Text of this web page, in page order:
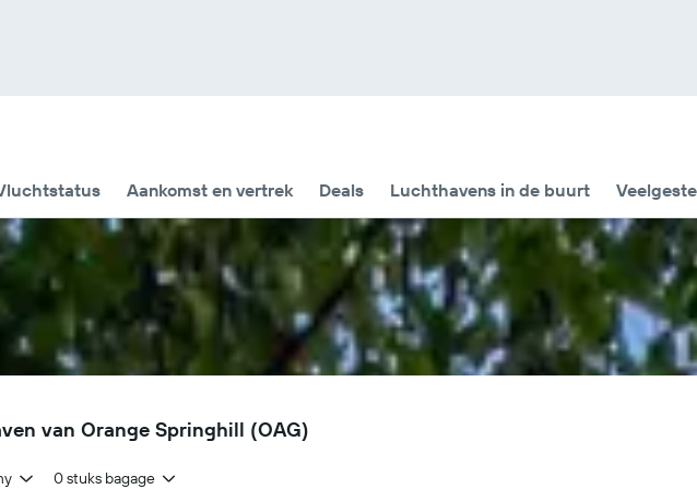
Aankomst en vertrek Deals Luchthavens in de buurt
van Orange Springhill (OAG)
0 stuks bagage